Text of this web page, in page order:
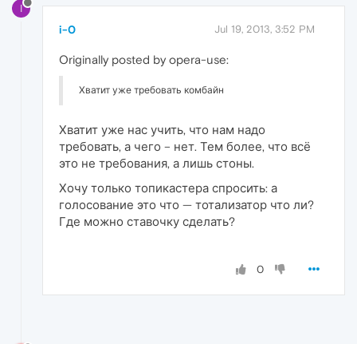
I
i-0 Jul 19, 2013, 3:52 PM
Originally posted by opera-use:
Хватит уже требовать комбайн
Хватит уже нас учить, что нам надо
требовать, а чего – нет. Тем более, что всё
это не требования, а лишь стоны.
Хочу только топикастера спросить: а
голосование это что — тотализатор что ли?
Где можно ставочку сделать?
0